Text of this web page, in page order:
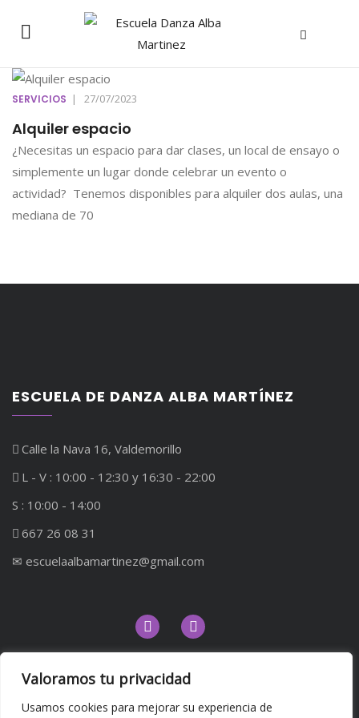
Valoramos tu privacidad
Usamos cookies para mejorar su experiencia de
SERVICIOS | 27/07/2023
Alquiler espacio
¿Necesitas un espacio para dar clases, un local de ensayo o
simplemente un lugar donde celebrar un evento o
actividad? Tenemos disponibles para alquiler dos aulas, una
mediana de 70
ESCUELA DE DANZA ALBA MARTÍNEZ
Calle la Nava 16, Valdemorillo
L - V : 10:00 - 12:30 y 16:30 - 22:00
S : 10:00 - 14:00
667 26 08 31
✉︎ escuelaalbamartinez@gmail.com
ENLACES DE INTERÉS